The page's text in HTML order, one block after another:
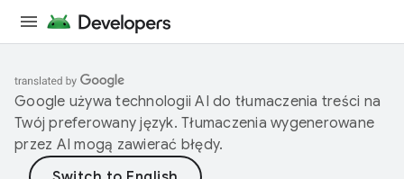
Google używa technologii AI do tłumaczenia treści na
Twój preferowany język. Tłumaczenia wygenerowane
przez AI mogą zawierać błędy.